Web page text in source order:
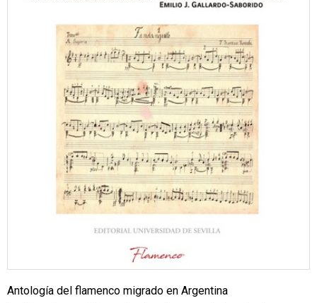
Antología del flamenco migrado en Argentina